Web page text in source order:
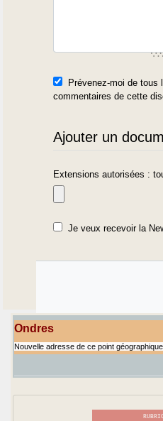
Prévenez-moi de tous
commentaires de cette
Ajouter un
Extensions autorisées :
Je veux recevoir la
Ondres
Nouvelle adresse de ce point